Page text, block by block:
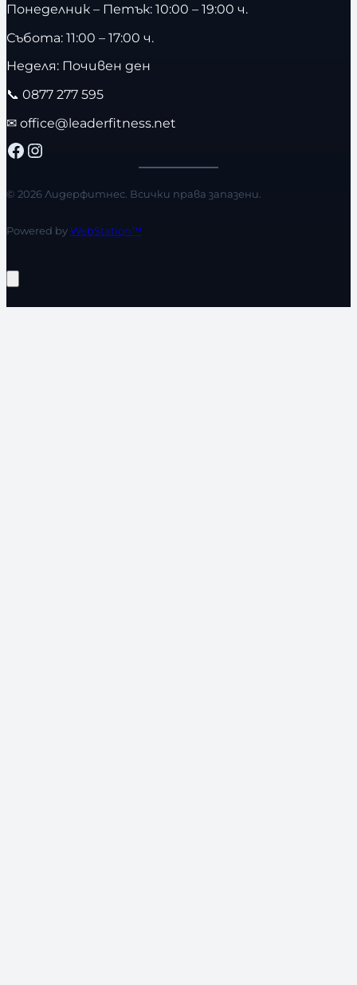
Понеделник – Петък: 10:00 – 19:00 ч.
Събота: 11:00 – 17:00 ч.
Неделя: Почивен ден
📞 0877 277 595
✉ office@leaderfitness.net
Facebook Instagram
© 2026 Лидерфитнес. Всички права запазени.
Powered byWebStation™